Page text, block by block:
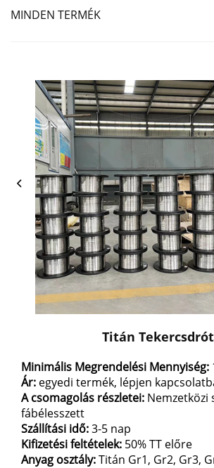
MINDEN TERMÉK
Titán Tekercsdrót
Minimális Megrendelési Mennyiség:
Ár: egyedi termék, lépjen
A csomagolás részletei: Nemzetközi
fábélesszett
Szállítási idő:3-5 nap
Kifizetési feltételek: 50% TT előre
Anyag osztály:Titán Gr1, Gr2, Gr3,